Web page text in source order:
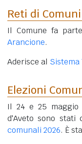
Reti di Comuni
Il Comune fa
Arancione.
Aderisce al
Elezioni
Il 24 e 25 maggio
d'Aveto sono
comunali 2026. È